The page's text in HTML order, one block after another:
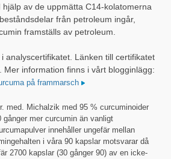
av de uppmätta C14-kolatomerna
från petroleum ingår,
framställs av petroleum.
analyscertifikatet. Länken till certifikatet
Mer information finns i vårt blogginlägg:
på frammarsch
med. Michalzik med 95 % curcuminoider
gånger mer curcumin än vanligt
innehåller ungefär mellan
i våra 90 kapslar motsvarar då
2700 kapslar (30 gånger 90) av en icke-